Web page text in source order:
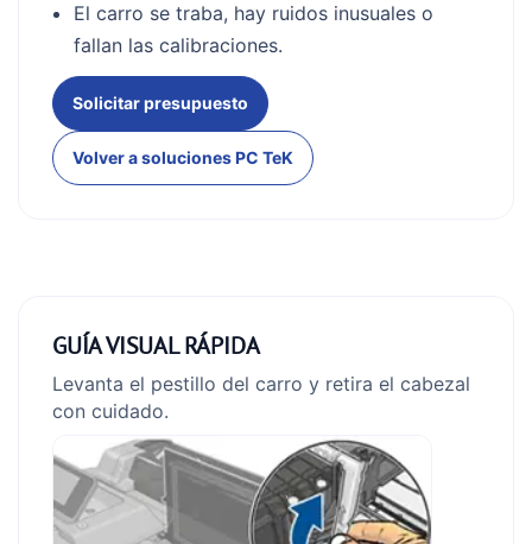
El carro se traba, hay ruidos inusuales o
fallan las calibraciones.
Solicitar presupuesto
Volver a soluciones PC TeK
GUÍA VISUAL RÁPIDA
Levanta el pestillo del carro y retira el cabezal
con cuidado.